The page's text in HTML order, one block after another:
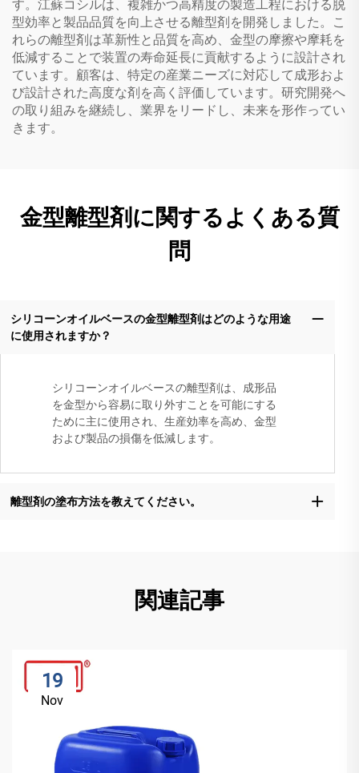
す。江蘇コシルは、複雑かつ高精度の製造工程における脱
型効率と製品品質を向上させる離型剤を開発しました。こ
れらの離型剤は革新性と品質を高め、金型の摩擦や摩耗を
低減することで装置の寿命延長に貢献するように設計され
ています。顧客は、特定の産業ニーズに対応して成形およ
び設計された高度な剤を高く評価しています。研究開発へ
の取り組みを継続し、業界をリードし、未来を形作ってい
きます。
金型離型剤に関するよくある質
問
シリコーンオイルベースの金型離型剤はどのような用途
に使用されますか？
シリコーンオイルベースの離型剤は、成形品
を金型から容易に取り外すことを可能にする
ために主に使用され、生産効率を高め、金型
および製品の損傷を低減します。
離型剤の塗布方法を教えてください。
関連記事
19
Nov